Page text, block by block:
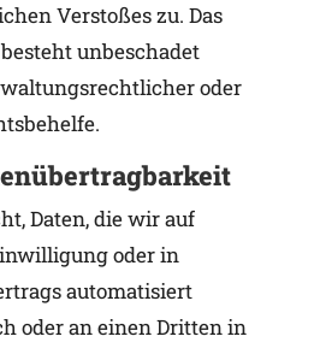
Verstoßes zu. Das
unbeschadet
oder
Daten, die wir auf
oder in
automatisiert
oder an einen Dritten in